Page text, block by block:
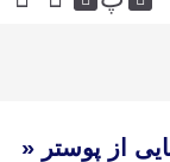
از پوستر «